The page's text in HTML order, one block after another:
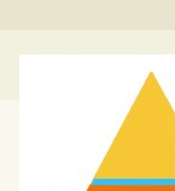
Diaporama Exposition
minéralogique AVG 2016